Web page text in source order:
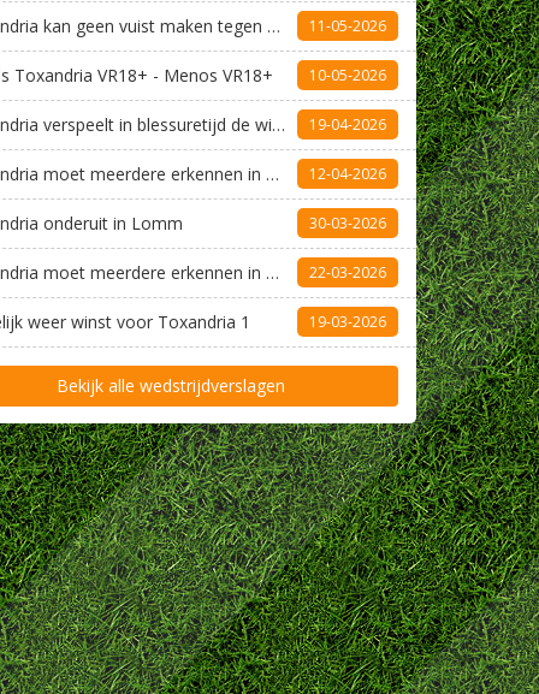
​Toxandria kan geen vuist maken tegen Vitesse ‘08 11-05-2026
Toxandria VR18+ - Menos VR18+ 10-05-2026
​Toxandria verspeelt in blessuretijd de winst 19-04-2026
​Toxandria moet meerdere erkennen in Leunen 12-04-2026
onderuit in Lomm 30-03-2026
Toxandria moet meerdere erkennen in Sambeek 22-03-2026
weer winst voor Toxandria 1 19-03-2026
Bekijk alle wedstrijdverslagen